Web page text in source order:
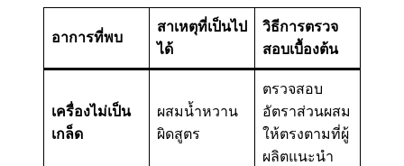
อาการที่พบ
สาเหตุที่เป็นไป
ได้
วิธีการตรวจ
สอบเบื้องต้น
เครื่องไม่เป็น
เกล็ด
ผสมน้ำหวาน
ผิดสูตร
ตรวจสอบ
อัตราส่วนผสม
ให้ตรงตามที่ผู้
ผลิตแนะนำ